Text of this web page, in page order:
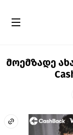
მოემზადე